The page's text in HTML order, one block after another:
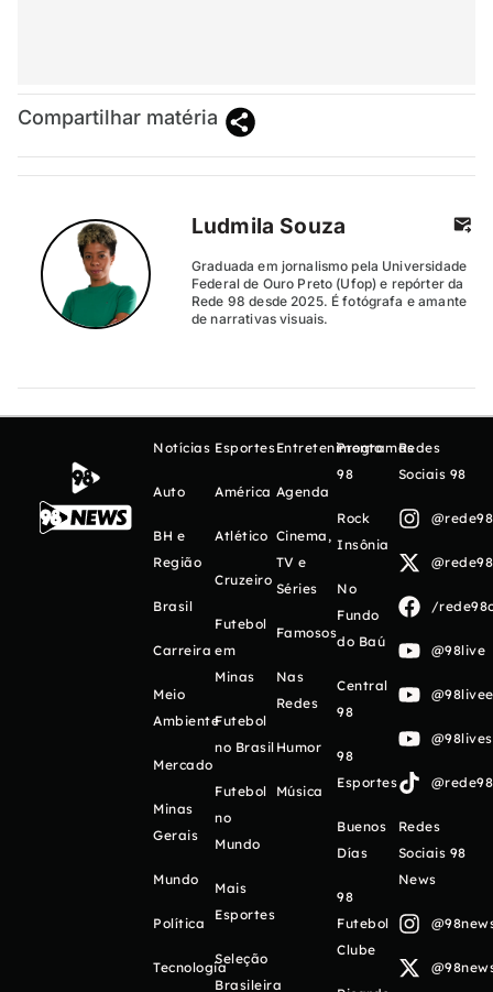
Compartilhar matéria
Ludmila Souza
Graduada em jornalismo pela Universidade
Federal de Ouro Preto (Ufop) e repórter da
Rede 98 desde 2025. É fotógrafa e amante
de narrativas visuais.
Notícias
Auto
BH e
Região
Brasil
Carreira
Meio
Ambiente
Mercado
Minas
Gerais
Mundo
Política
Tecnologia
Esportes
América
Atlético
Cruzeiro
Futebol
em
Minas
Futebol
no Brasil
Futebol
no
Mundo
Mais
Esportes
Seleção
Brasileira
Entretenimento
Agenda
Cinema,
TV e
Séries
Famosos
Nas
Redes
Humor
Música
Programas
98
Rock
Insônia
No
Fundo
do Baú
Central
98
98
Esportes
Buenos
Días
98
Futebol
Clube
Redes
Sociais 98
/
@98live
Redes
Sociais 98
News